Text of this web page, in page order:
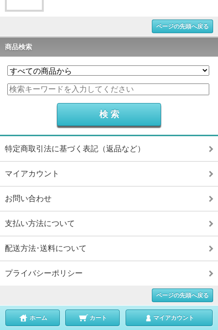
ページの先頭へ戻る
商品検索
特定商取引法に基づく表記（返品など）
マイアカウント
お問い合わせ
支払い方法について
配送方法･送料について
プライバシーポリシー
ページの先頭へ戻る
ホーム カート マイアカウント